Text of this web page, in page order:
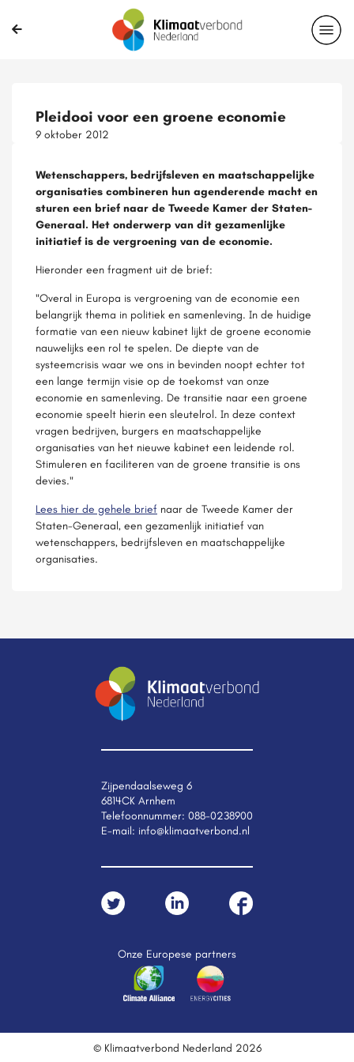
Pleidooi voor een groene economie
9 oktober 2012
Wetenschappers, bedrijfsleven en maatschappelijke
organisaties combineren hun agenderende macht en
sturen een brief naar de Tweede Kamer der Staten-
Generaal. Het onderwerp van dit gezamenlijke
initiatief is de vergroening van de economie.
Hieronder een fragment uit de brief:
"Overal in Europa is vergroening van de economie een
belangrijk thema in politiek en samenleving. In de huidige
formatie van een nieuw kabinet lijkt de groene economie
nauwelijks een rol te spelen. De diepte van de
systeemcrisis waar we ons in bevinden noopt echter tot
een lange termijn visie op de toekomst van onze
economie en samenleving. De transitie naar een groene
economie speelt hierin een sleutelrol. In deze context
vragen bedrijven, burgers en maatschappelijke
organisaties van het nieuwe kabinet een leidende rol.
Stimuleren en faciliteren van de groene transitie is ons
devies."
Lees hier de gehele brief naar de Tweede Kamer der
Staten-Generaal, een gezamenlijk initiatief van
wetenschappers, bedrijfsleven en maatschappelijke
organisaties.
Zijpendaalseweg 6
6814CK Arnhem
Telefoonnummer: 088-0238900
E-mail: info@klimaatverbond.nl
Onze Europese partners
© Klimaatverbond Nederland 2026